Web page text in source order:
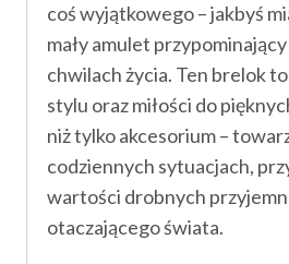
coś wyjątkowego – jakbyś
mały amulet
chwilach życia. Ten brelok
stylu oraz miłości do
niż tylko akcesorium –
codziennych sytuacjach,
wartości drobnych
otaczającego świata.